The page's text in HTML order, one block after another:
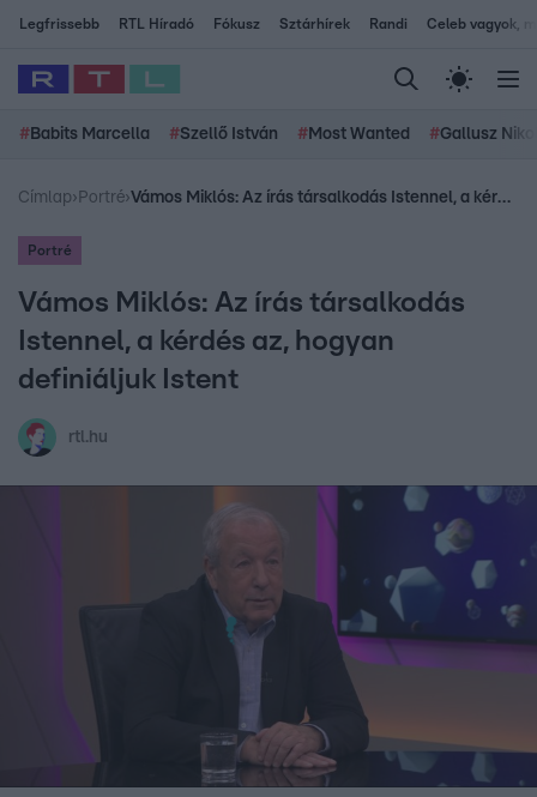
Legfrissebb RTL Híradó Fókusz Sztárhírek Randi Celeb vagyok,
# Babits Marcella #Szellő István # Most Wanted #Gallusz
Címlap› Portré› Vámos Miklós: Az írás társalkodás Istennel, a kérdés az, hogyan definiáljuk Istent
Portré
Vámos Miklós: Az írás társalkodás
Istennel, a kérdés az, hogyan
definiáljuk Istent
rtl.hu